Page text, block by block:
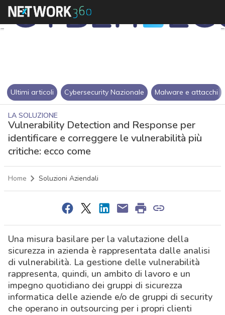
Ultimi articoli Cybersecurity Nazionale Malware e attacchi
LA SOLUZIONE
Vulnerability Detection and Response per
identificare e correggere le vulnerabilità più
critiche: ecco come
Home Soluzioni Aziendali
Una misura basilare per la valutazione della
sicurezza in azienda è rappresentata dalle analisi
di vulnerabilità. La gestione delle vulnerabilità
rappresenta, quindi, un ambito di lavoro e un
impegno quotidiano dei gruppi di sicurezza
informatica delle aziende e/o de gruppi di security
che operano in outsourcing per i propri clienti